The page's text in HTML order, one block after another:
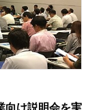
向け説明会を実